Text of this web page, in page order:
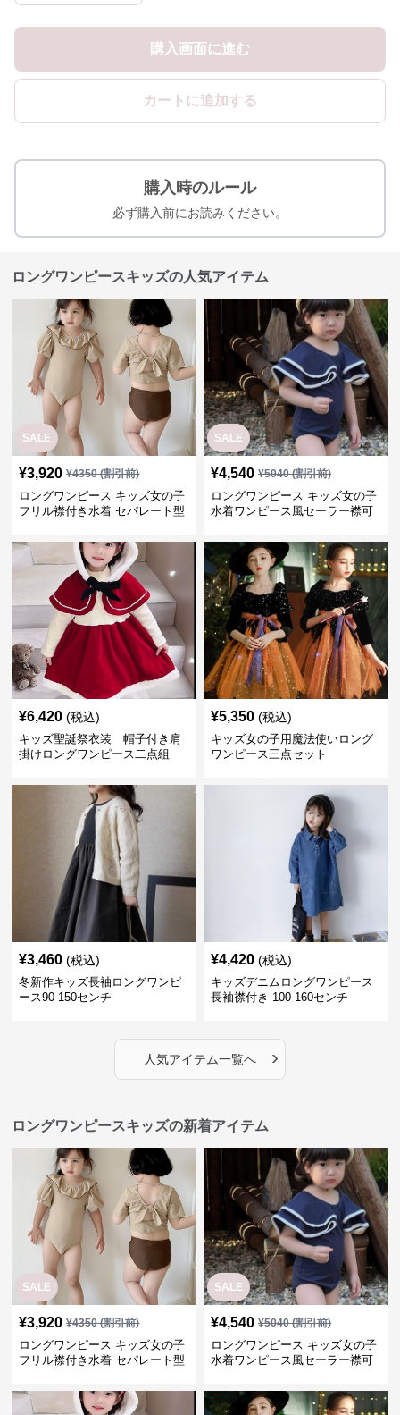
購入画面に進む
カートに追加する
購入時のルール
必ず購入前にお読みください。
ロングワンピースキッズの人気アイテム
SALE
¥3,920 ¥4350(割引前)
ロングワンピース キッズ女の子
フリル襟付き水着 セパレート型
SALE
¥4,540 ¥5040(割引前)
ロングワンピース キッズ女の子
水着ワンピース風セーラー襟可
¥6,420 (税込)
キッズ聖誕祭衣装 帽子付き肩
掛けロングワンピース二点組
¥5,350 (税込)
キッズ女の子用魔法使いロング
ワンピース三点セット
¥3,460 (税込)
冬新作キッズ長袖ロングワンピ
ース90-150センチ
¥4,420 (税込)
キッズデニムロングワンピース
長袖襟付き 100-160センチ
人気アイテム一覧へ ›
ロングワンピースキッズの新着アイテム
SALE
¥3,920 ¥4350(割引前)
ロングワンピース キッズ女の子
フリル襟付き水着 セパレート型
SALE
¥4,540 ¥5040(割引前)
ロングワンピース キッズ女の子
水着ワンピース風セーラー襟可